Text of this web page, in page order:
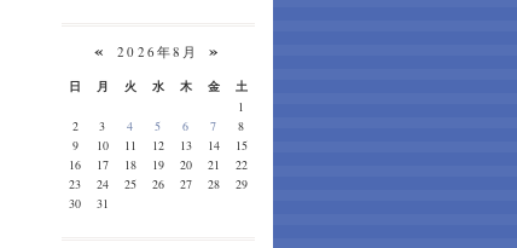
«2026年8月 »
日 月 火 水 木 金
土
1
2
3 4 5 6 7
8
9
10 11 12 13 14
15
16
17 18 19 20 21
22
23
24 25 26 27 28
29
30
31